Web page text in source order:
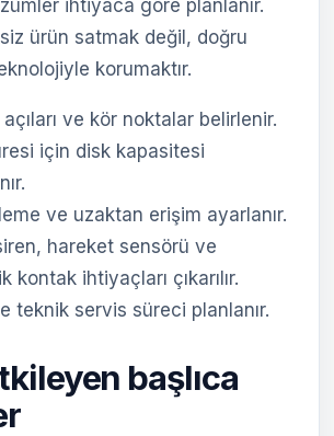
ihtiyaca göre planlanır.
ürün satmak değil, doğru
korumaktır.
ve kör noktalar belirlenir.
için disk kapasitesi
ve uzaktan erişim ayarlanır.
hareket sensörü ve
kontak ihtiyaçları çıkarılır.
teknik servis süreci planlanır.
başlıca